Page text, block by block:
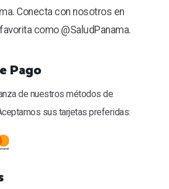
Conecta con nosotros en
como @SaludPanama.
Pago
de nuestros métodos de
sus tarjetas preferidas: